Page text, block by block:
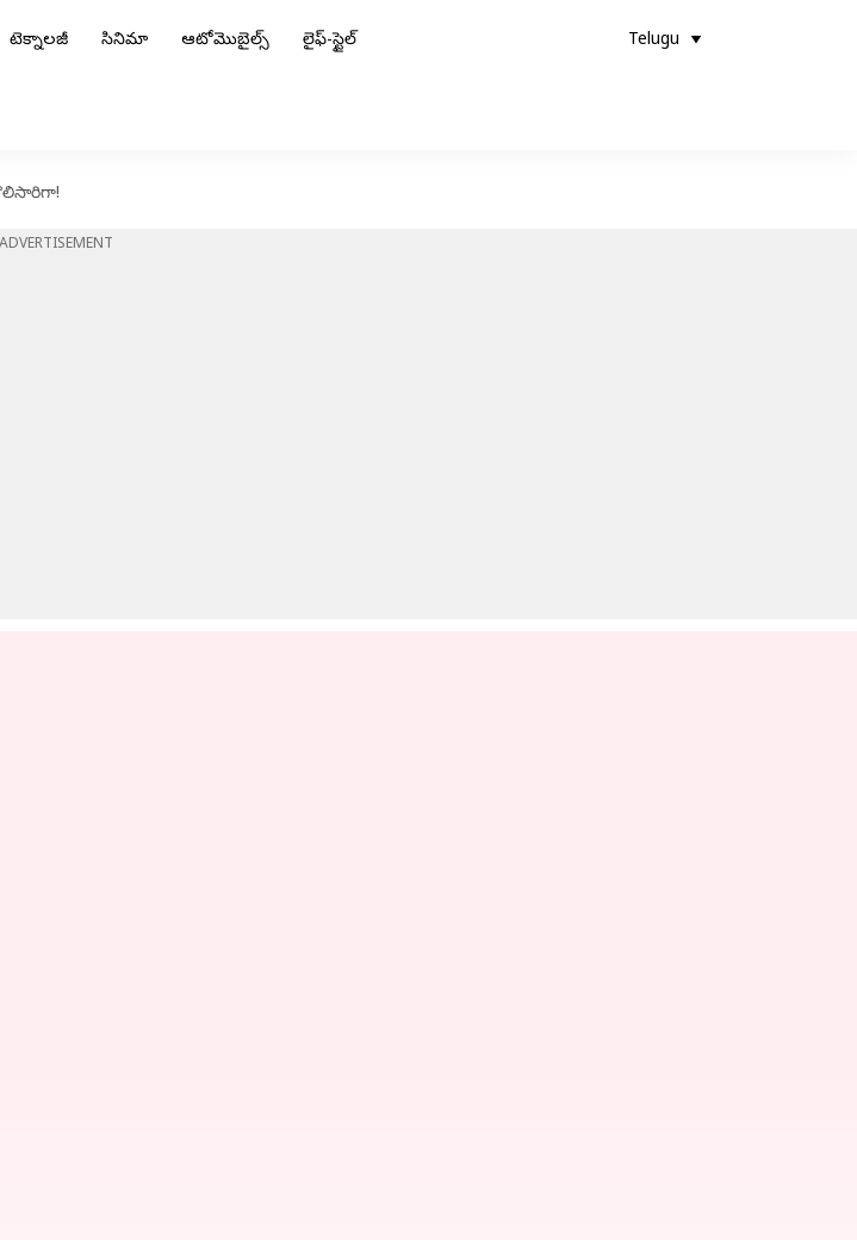
టెక్నాలజీ సినిమా ఆటోమొబైల్స్ లైఫ్-స్టైల్ Telugu
ADVERTISEMENT